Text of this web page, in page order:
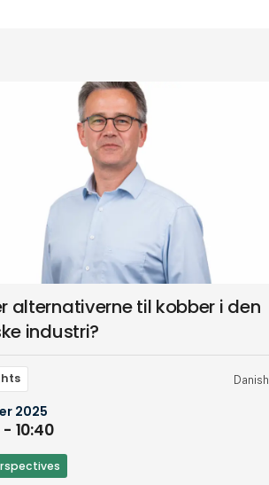
alternativerne til kobber i den
industri?
Danish
2025
- 10:40